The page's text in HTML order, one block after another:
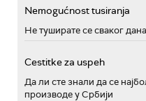
Nemogućnost tusiranja
Не туширате се сваког
Cestitke za uspeh
Да ли сте знали да се
производе у Србији